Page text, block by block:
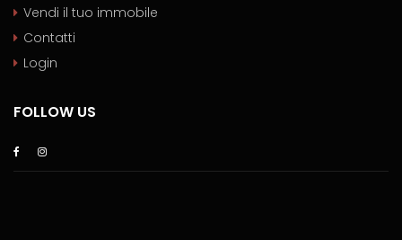
Vendi il tuo immobile
Contatti
Login
FOLLOW US